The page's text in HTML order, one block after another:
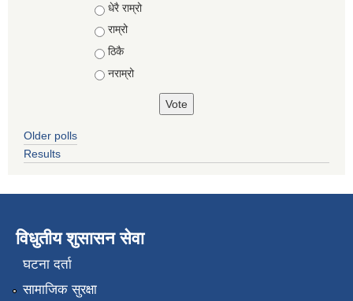
Choices
धेरै राम्रो
राम्रो
ठिकै
नराम्रो
Older polls
Results
विधुतीय शुसासन सेवा
घटना दर्ता
सामाजिक सुरक्षा